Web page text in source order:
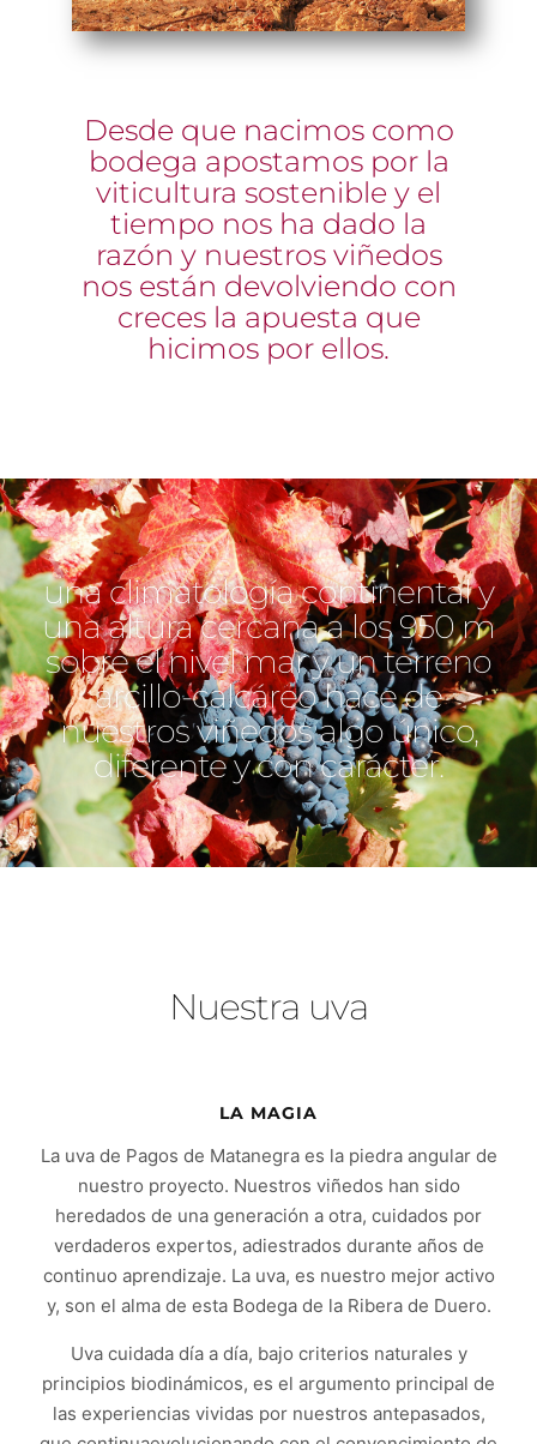
Desde que nacimos como
bodega apostamos por la
viticultura sostenible y el
tiempo nos ha dado la
razón y nuestros viñedos
nos están devolviendo con
creces la apuesta que
hicimos por ellos.
una climatología continental y
una altura cercana a los 950 m
sobre el nivel mar y un terreno
arcillo-calcáreo hace de
nuestros viñedos algo único,
diferente y con carácter.
Nuestra uva
LA MAGIA
La uva de Pagos de Matanegra es la piedra angular de
nuestro proyecto. Nuestros viñedos han sido
heredados de una generación a otra, cuidados por
verdaderos expertos, adiestrados durante años de
continuo aprendizaje. La uva, es nuestro mejor activo
y, son el alma de esta Bodega de la Ribera de Duero.
Uva cuidada día a día, bajo criterios naturales y
principios biodinámicos, es el argumento principal de
las experiencias vividas por nuestros antepasados,